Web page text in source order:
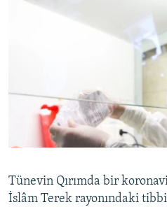
Русский
Українською
Tünevin Qırımda bir
İslâm Terek rayonındaki